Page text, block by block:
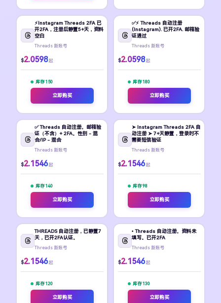
⚡️Instagram Threads 2FA 已
开2FA，注册后静置5+天，资料
空白
Threads 新账号
$2.0598 起
库存 150
立即购买
✅⚡️ Threads 自动注册
(Instagram). 已开2FA. 邮箱验
证通过
Threads 新账号
$2.0598 起
库存 180
立即购买
✅ Threads 自动注册。邮箱验
证（不含）+ 2FA。性别 - 混
合/IP - 混合
Threads 新账号
$2.1546 起
库存 140
立即购买
➤ Instagram Threads 2FA 自
动注册 ➤ 7+天静置，登录时不
需要短信验证
Threads 新账号
$2.1546 起
库存 98
立即购买
THREADS 自动注册，已静置7
天，已开2FA认证。
Threads 新账号
$2.1546 起
库存 120
立即购买
• Threads 自动注册。资料未
填写。已开2FA
Threads 新账号
$2.1546 起
库存 130
立即购买